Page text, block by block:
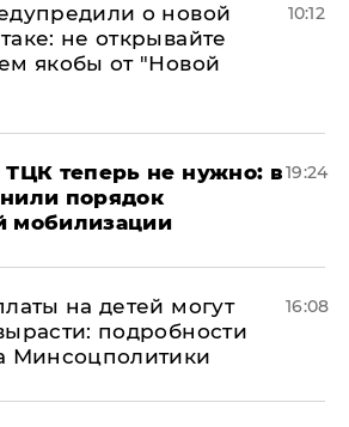
о новой
не открывайте
якобы от "Новой
10:12
теперь не нужно: в
порядок
мобилизации
19:24
на детей могут
подробности
Минсоцполитики
16:08